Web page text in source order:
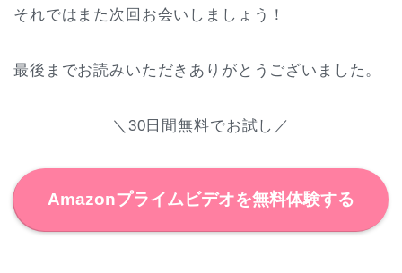
それではまた次回お会いしましょう！
最後までお読みいただきありがとうございました。
＼30日間無料でお試し／
Amazonプライムビデオを無料体験する